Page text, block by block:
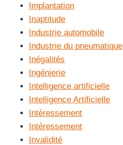
Implantation
Inaptitude
Industrie automobile
Industrie du pneumatique
Inégalités
Ingénierie
Intelligence artificielle
Intelligence Artificielle
Intéressement
Intéressement
Invalidité